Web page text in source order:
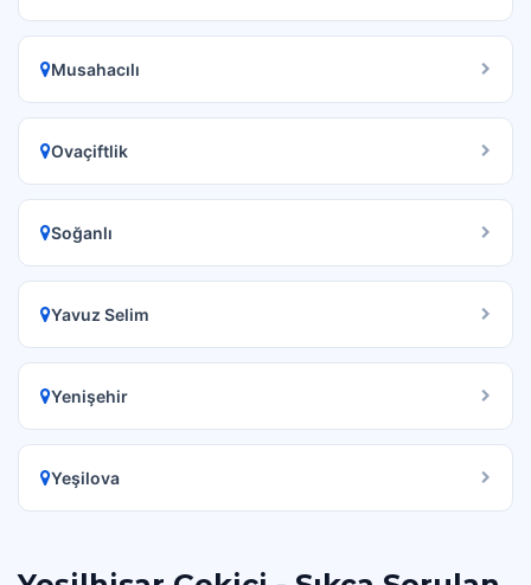
Musahacılı
Ovaçiftlik
Soğanlı
Yavuz Selim
Yenişehir
Yeşilova